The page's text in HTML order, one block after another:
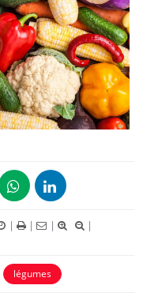
| | |
|
légumes